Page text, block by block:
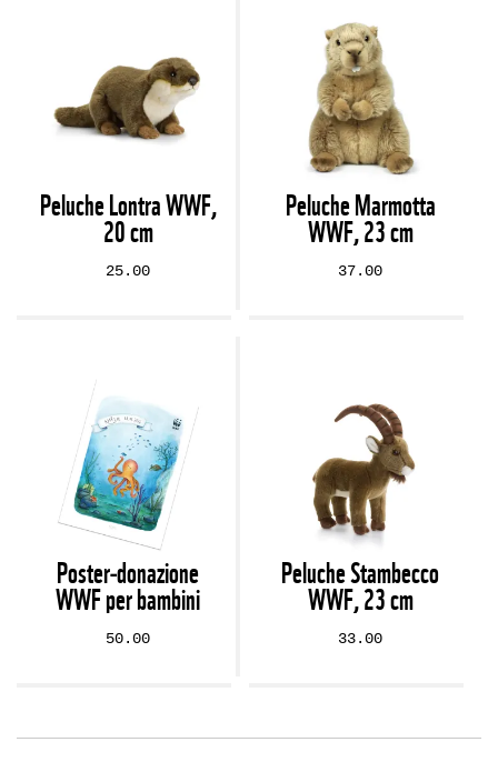
Peluche Lontra WWF,
20 cm
25.00
Peluche Marmotta
WWF, 23 cm
37.00
Poster‑donazione
WWF per bambini
50.00
Peluche Stambecco
WWF, 23 cm
33.00